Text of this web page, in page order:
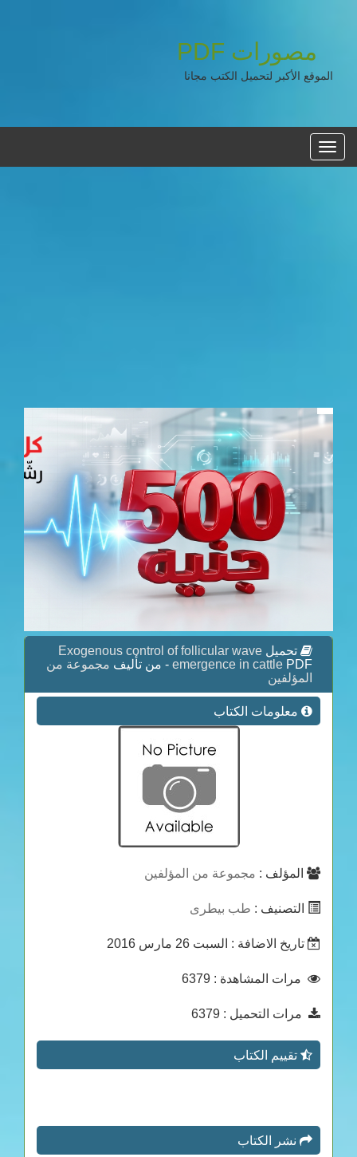
مصورات PDF
الموقع الأكبر لتحميل الكتب مجانا
القائمه
الرئيسية
تحميل Exogenous control of follicular wave
emergence in cattle PDF - من تأليف
مجموعة من
المؤلفين
معلومات الكتاب
المؤلف : مجموعة من المؤلفين
التصنيف : طب بيطرى
تاريخ الاضافة : السبت 26 مارس 2016
مرات المشاهدة : 6379
مرات التحميل : 6379
تقييم الكتاب
نشر الكتاب